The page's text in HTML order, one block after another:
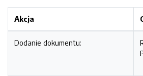
Akcja
Dodanie dokumentu: